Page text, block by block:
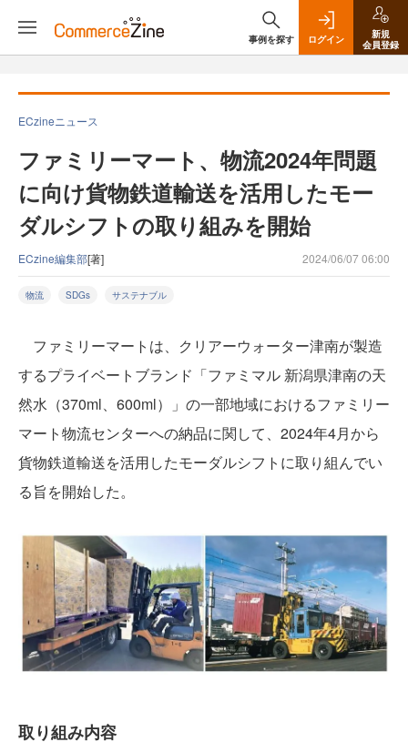
事例を探す ログイン
新規
会員登録
ECzineニュース
ファミリーマート、物流2024年問題
に向け貨物鉄道輸送を活用したモー
ダルシフトの取り組みを開始
ECzine編集部[著] 2024/06/07 06:00
物流 SDGs サステナブル
ファミリーマートは、クリアーウォーター津南が製造
するプライベートブランド「ファミマル 新潟県津南の天
然水（370ml、600ml）」の一部地域におけるファミリー
マート物流センターへの納品に関して、2024年4月から
貨物鉄道輸送を活用したモーダルシフトに取り組んでい
る旨を開始した。
取り組み内容